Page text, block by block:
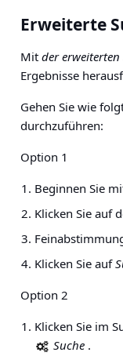
Erweiterte
Mit der erweiterten
Ergebnisse
Gehen Sie wie
durchzuführen:
Option 1
Beginnen Sie
Klicken Sie auf
Klicken Sie auf
Option 2
Klicken Sie im
Suche .